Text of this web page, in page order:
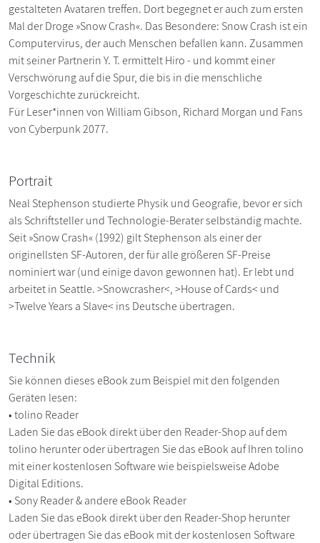
gestalteten Avataren treffen. Dort begegnet er auch zum ersten
Mal der Droge »Snow Crash«. Das Besondere: Snow Crash ist ein
Computervirus, der auch Menschen befallen kann. Zusammen
mit seiner Partnerin Y. T. ermittelt Hiro - und kommt einer
Verschwörung auf die Spur, die bis in die menschliche
Vorgeschichte zurückreicht.
Für Leser*innen von William Gibson, Richard Morgan und Fans
von Cyberpunk 2077.
Portrait
Neal Stephenson studierte Physik und Geografie, bevor er sich
als Schriftsteller und Technologie-Berater selbständig machte.
Seit »Snow Crash« (1992) gilt Stephenson als einer der
originellsten SF-Autoren, der für alle größeren SF-Preise
nominiert war (und einige davon gewonnen hat). Er lebt und
arbeitet in Seattle. >Snowcrasher<, >House of Cards< und
>Twelve Years a Slave< ins Deutsche übertragen.
Technik
Sie können dieses eBook zum Beispiel mit den folgenden
Geräten lesen:
• tolino Reader
Laden Sie das eBook direkt über den Reader-Shop auf dem
tolino herunter oder übertragen Sie das eBook auf Ihren tolino
mit einer kostenlosen Software wie beispielsweise Adobe
Digital Editions.
• Sony Reader & andere eBook Reader
Laden Sie das eBook direkt über den Reader-Shop herunter
oder übertragen Sie das eBook mit der kostenlosen Software